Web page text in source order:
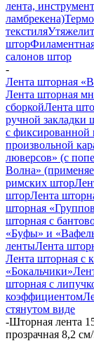
лента,
ламбрекена)
текстиля
штор
салонов штор
-
Лента шторная
Лента шторная
сборкойЛента
ручной закладки
с фиксированной
произвольной
люверсов» (с
Волна»
римских штор
шторЛента
шторная
шторная с
«Буфы» и
лентыЛента
Лента шторная с
«Бокальчики»
шторная с
коэффициентом
стянутом виде
-Шторная лента
прозрачная 8,2